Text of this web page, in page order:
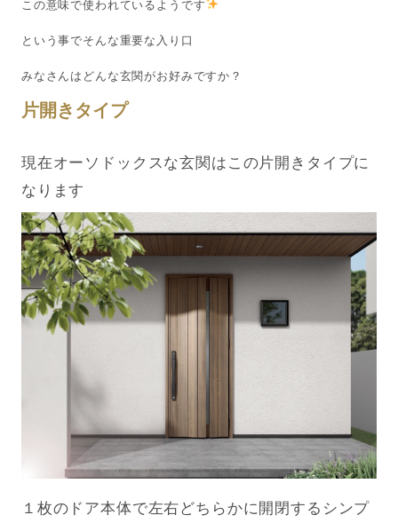
この意味で使われているようです
という事でそんな重要な入り口
みなさんはどんな玄関がお好みですか？
片開きタイプ
現在オーソドックスな玄関はこの片開きタイプに
なります
１枚のドア本体で左右どちらかに開閉するシンプ